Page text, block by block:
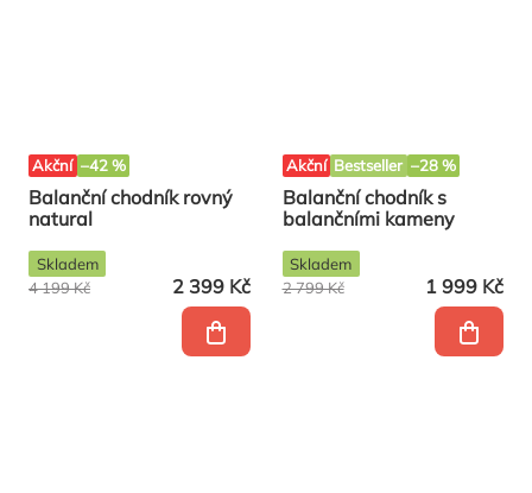
Akční –42 %
Balanční chodník rovný
natural
2 399 Kč
4 199 Kč
Skladem
Akční Bestseller –28 %
Balanční chodník s
balančními kameny
1 999 Kč
2 799 Kč
Skladem